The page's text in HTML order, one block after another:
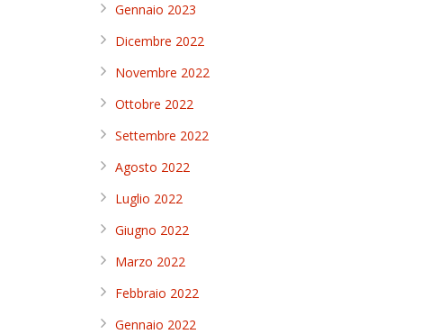
Gennaio 2023
Dicembre 2022
Novembre 2022
Ottobre 2022
Settembre 2022
Agosto 2022
Luglio 2022
Giugno 2022
Marzo 2022
Febbraio 2022
Gennaio 2022